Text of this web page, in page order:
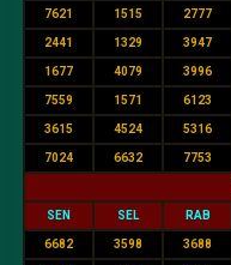
7621 1515 2777
2441 1329 3947
1677 4079 3996
7559 1571 6123
3615 4524 5316
7024 6632 7753
SEN SEL RAB
6682 3598 3688